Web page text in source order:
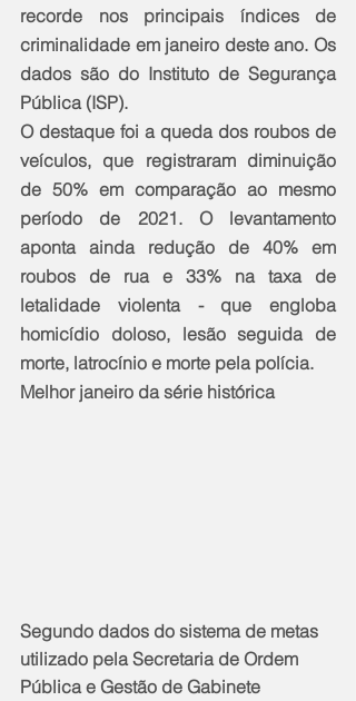
recorde nos principais índices de
criminalidade em janeiro deste ano. Os
dados são do Instituto de Segurança
Pública (ISP).
O destaque foi a queda dos roubos de
veículos, que registraram diminuição
de 50% em comparação ao mesmo
período de 2021. O levantamento
aponta ainda redução de 40% em
roubos de rua e 33% na taxa de
letalidade violenta - que engloba
homicídio doloso, lesão seguida de
morte, latrocínio e morte pela polícia.
Melhor janeiro da série histórica
Segundo dados do sistema de metas
utilizado pela Secretaria de Ordem
Pública e Gestão de Gabinete